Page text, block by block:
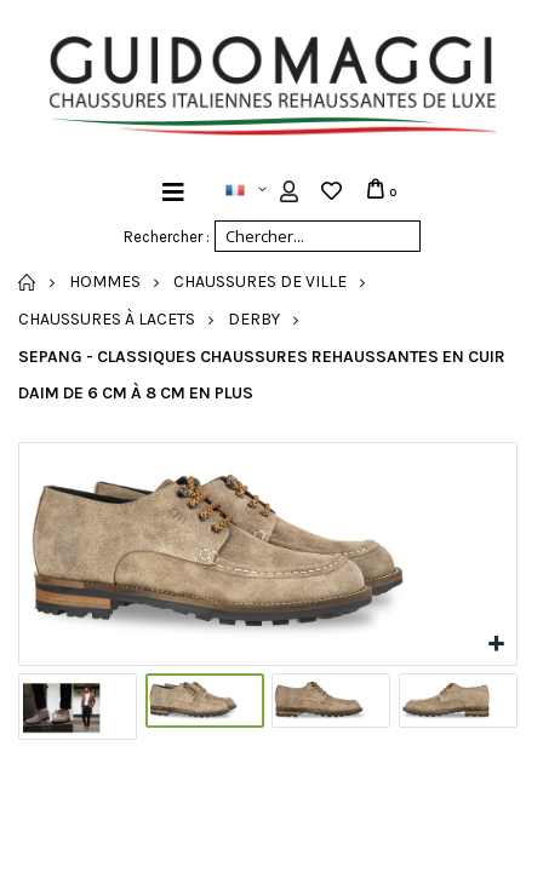
Rechercher :
0
ACCUEIL
HOMMES
CHAUSSURES DE VILLE
CHAUSSURES À LACETS
DERBY
SEPANG - CLASSIQUES CHAUSSURES REHAUSSANTES EN CUIR
DAIM DE 6 CM À 8 CM EN PLUS